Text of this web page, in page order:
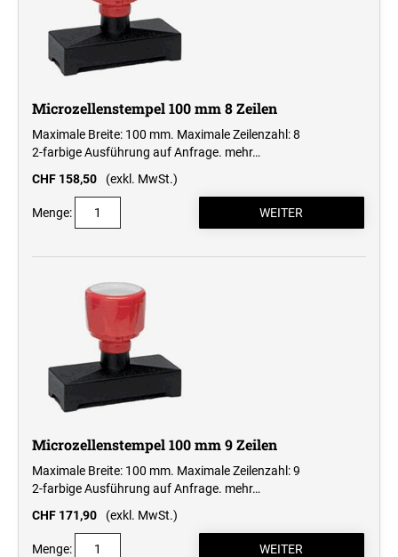
Microzellenstempel 100 mm 8 Zeilen
Maximale Breite: 100 mm. Maximale Zeilenzahl: 8
2-farbige Ausführung auf Anfrage. mehr…
CHF 158,50
(exkl. MwSt.)
Menge:
Microzellenstempel 100 mm 9 Zeilen
Maximale Breite: 100 mm. Maximale Zeilenzahl: 9
2-farbige Ausführung auf Anfrage. mehr…
CHF 171,90
(exkl. MwSt.)
Menge: